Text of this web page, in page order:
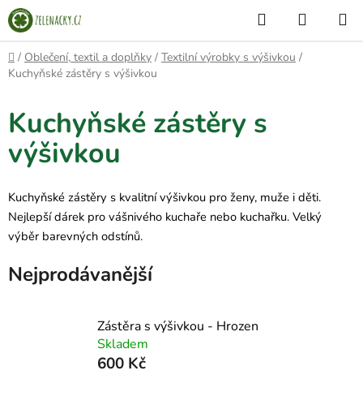
Přejít
na
obsah
Hledat
KOŠÍK
Domů
/ Oblečení, textil a doplňky / Textilní výrobky s výšivkou /
Kuchyňské zástěry s výšivkou
Kuchyňské zástěry s
výšivkou
Kuchyňské zástěry s kvalitní výšivkou pro ženy, muže i děti.
Nejlepší dárek pro vášnivého kuchaře nebo kuchařku. Velký
výběr barevných odstínů.
Nejprodávanější
Zástěra s výšivkou - Hrozen
Skladem
600 Kč